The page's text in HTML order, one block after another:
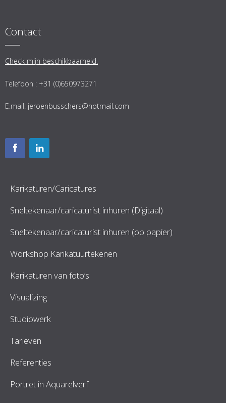
Contact
Check mijn beschikbaarheid.
Telefoon : +31 (0)650973271
E.mail: jeroenbusschers@hotmail.com
Karikaturen/Caricatures
Sneltekenaar/caricaturist inhuren (Digitaal)
Sneltekenaar/caricaturist inhuren (op papier)
Workshop Karikatuurtekenen
Karikaturen van foto’s
Visualizing
Studiowerk
Tarieven
Referenties
Portret in Aquarelverf